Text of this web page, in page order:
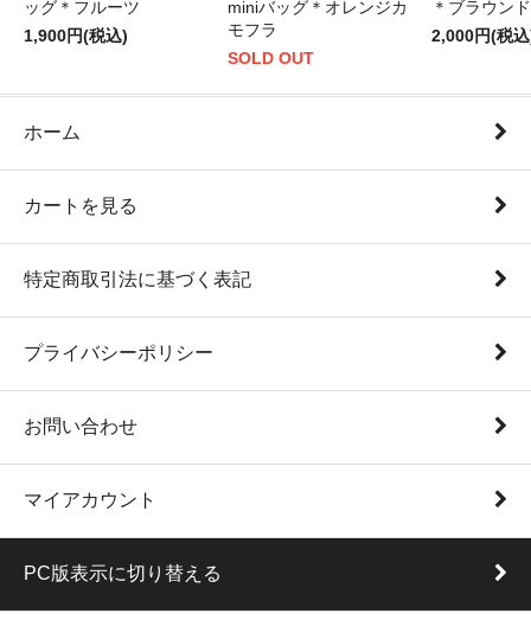
ッグ＊フルーツ
1,900円(税込)
miniバッグ＊オレンジカ
モフラ
SOLD OUT
＊ブラウン
2,000円(税
ホーム
カートを見る
特定商取引法に基づく表記
プライバシーポリシー
お問い合わせ
マイアカウント
PC版表示に切り替える